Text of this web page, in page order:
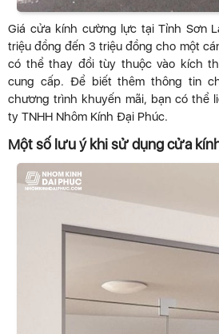
Giá cửa kính cường lực tại Tỉnh Sơn
triệu đồng đến 3 triệu đồng cho một
có thể thay đổi tùy thuộc vào kích
cung cấp. Để biết thêm thông tin
chương trình khuyến mãi, bạn có thể
ty TNHH Nhôm Kính Đại Phúc.
Một số lưu ý khi sử dụng cửa